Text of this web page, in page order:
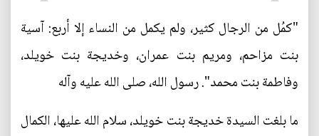
"كمُل من الرجال كثير، ولم يكمل من النساء إلا أربع: آسية
بنت مزاحم، ومريم بنت عمران، وخديجة بنت خويلد،
وفاطمة بنت محمد". رسول الله، صلى الله عليه وآله
ما بلغت السيدة خديجة بنت خويلد، سلام الله عليها، الكمال